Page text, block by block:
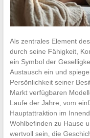
Als zentrales Element
durch seine Fähigkeit,
ein Symbol der
Austausch ein und
Persönlichkeit seiner
Markt verfügbaren
Laufe der Jahre, vom
Hauptattraktion im
Wohlbefinden zu Hause
wertvoll sein, die